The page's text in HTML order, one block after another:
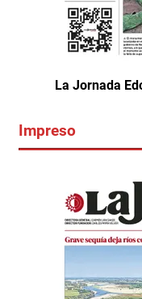
La Jornada
Impreso